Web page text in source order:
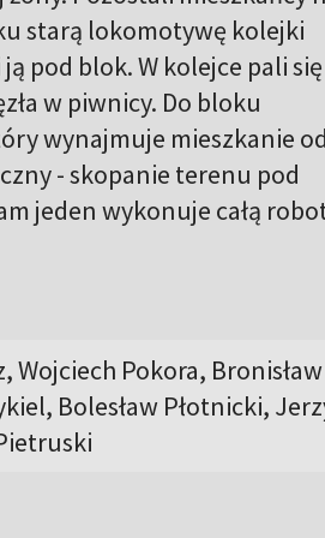
starą lokomotywę kolejki
pod blok. W kolejce pali się
w piwnicy. Do bloku
wynajmuje mieszkanie od
- skopanie terenu pod
jeden wykonuje całą
Pokora, Bronisław
Bolesław Płotnicki,